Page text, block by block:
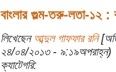
বাংলার গুল্ম-তরু-লতা-১২ :
লিখেছেন আব্দুল গাফফার রনি
২৪/০৪/২০১৩ - ৯:১৯অপরাহ্ন)
ক্যাটেগরি: